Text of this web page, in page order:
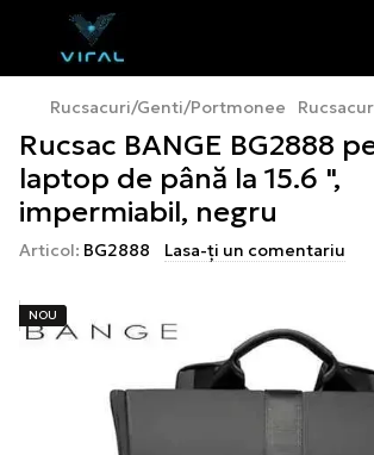
Rucsacuri/Genti/Portmonee
Rucsac BANGE BG2888
laptop de până la 15.6 ",
impermiabil, negru
Articol: BG2888 Lasa-ți un comentariu
NOU